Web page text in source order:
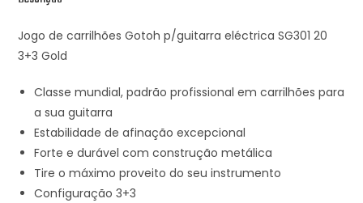
Jogo de carrilhões Gotoh p/guitarra eléctrica SG301 20
3+3 Gold
Classe mundial, padrão profissional em carrilhões para
a sua guitarra
Estabilidade de afinação excepcional
Forte e durável com construção metálica
Tire o máximo proveito do seu instrumento
Configuração 3+3